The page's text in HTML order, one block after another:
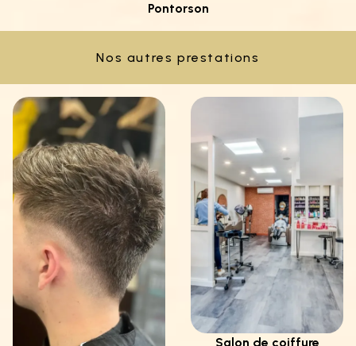
Pontorson
Nos autres prestations
Salon de coiffure